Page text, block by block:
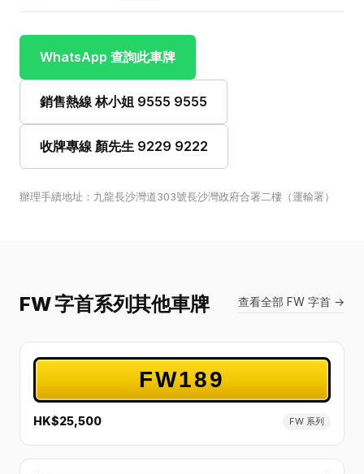
WhatsApp 查詢此車牌
銷售熱線 林小姐 9555 9555
收牌專線 顏先生 9229 9222
辦理手續地址：九龍長沙灣道303號長沙灣政府合署二樓（運輸署）
FW 字首系列其他車牌 查看全部 FW 字首 →
FW189
HK$25,500 FW 系列